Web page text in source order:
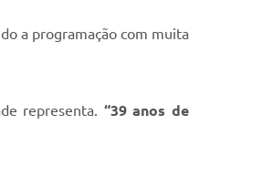
a programação com muita
representa. “39 anos de